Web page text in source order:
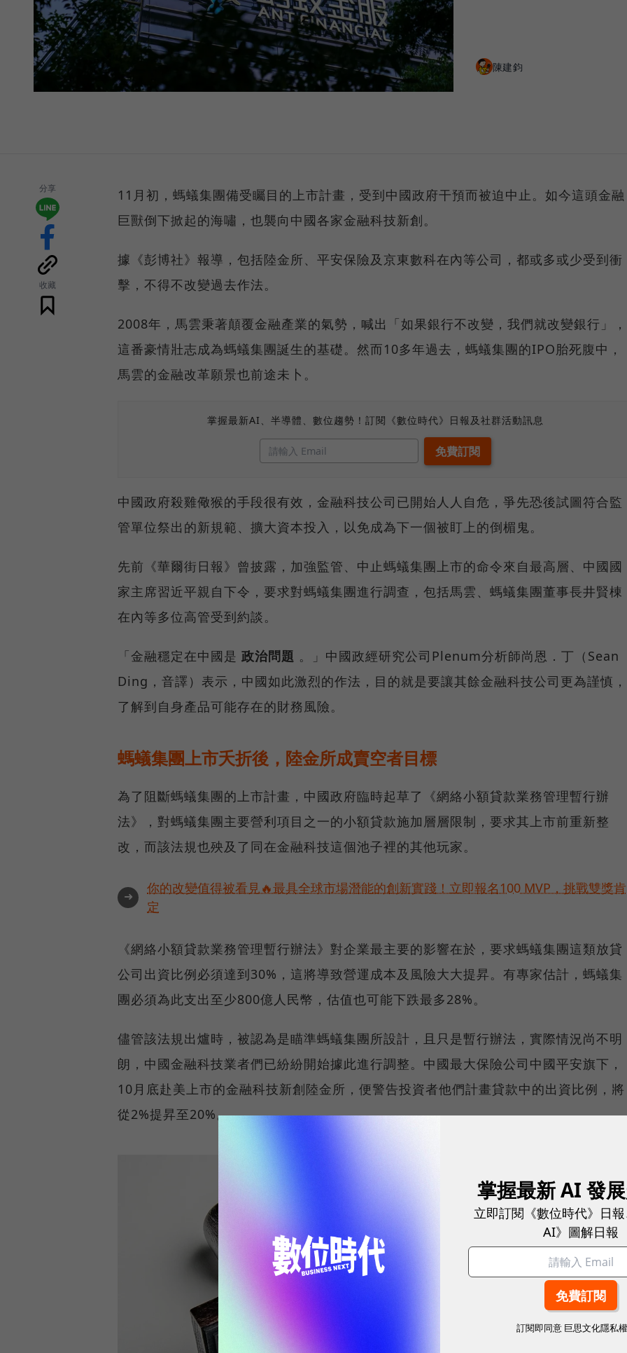
陳建鈞
分享
收藏
11月初，螞蟻集團備受矚目的上市計畫，受到中國政府干預而被迫中止。如今這頭金融
巨獸倒下掀起的海嘯，也襲向中國各家金融科技新創。
據《彭博社》報導，包括陸金所、平安保險及京東數科在內等公司，都或多或少受到衝
擊，不得不改變過去作法。
2008年，馬雲秉著顛覆金融產業的氣勢，喊出「如果銀行不改變，我們就改變銀行」，
這番豪情壯志成為螞蟻集團誕生的基礎。然而10多年過去，螞蟻集團的IPO胎死腹中，
馬雲的金融改革願景也前途未卜。
掌握最新AI、半導體、數位趨勢！訂閱《數位時代》日報及社群活動訊息
中國政府殺雞儆猴的手段很有效，金融科技公司已開始人人自危，爭先恐後試圖符合監
管單位祭出的新規範、擴大資本投入，以免成為下一個被盯上的倒楣鬼。
先前《華爾街日報》曾披露，加強監管、中止螞蟻集團上市的命令來自最高層、中國國
家主席習近平親自下令，要求對螞蟻集團進行調查，包括馬雲、螞蟻集團董事長井賢棟
在內等多位高管受到約談。
「金融穩定在中國是 政治問題 。」中國政經研究公司Plenum分析師尚恩．丁（Sean
Ding，音譯）表示，中國如此激烈的作法，目的就是要讓其餘金融科技公司更為謹慎，
了解到自身產品可能存在的財務風險。
螞蟻集團上市夭折後，陸金所成賣空者目標
為了阻斷螞蟻集團的上市計畫，中國政府臨時起草了《網絡小額貸款業務管理暫行辦
法》，對螞蟻集團主要營利項目之一的小額貸款施加層層限制，要求其上市前重新整
改，而該法規也殃及了同在金融科技這個池子裡的其他玩家。
➜
你的改變值得被看見🔥最具全球市場潛能的創新實踐！立即報名100 MVP，挑戰雙獎肯
定
《網絡小額貸款業務管理暫行辦法》對企業最主要的影響在於，要求螞蟻集團這類放貸
公司出資比例必須達到30%，這將導致營運成本及風險大大提昇。有專家估計，螞蟻集
團必須為此支出至少800億人民幣，估值也可能下跌最多28%。
儘管該法規出爐時，被認為是瞄準螞蟻集團所設計，且只是暫行辦法，實際情況尚不明
朗，中國金融科技業者們已紛紛開始據此進行調整。中國最大保險公司中國平安旗下，
10月底赴美上市的金融科技新創陸金所，便警告投資者他們計畫貸款中的出資比例，將
從2%提昇至20%。
掌握最新 AI 發
立即訂閱《數位時代》日
AI》圖解日報
訂閱即同意 巨思文化隱私